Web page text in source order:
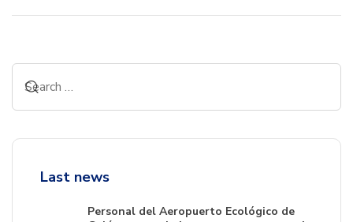
Last news
Personal del Aeropuerto Ecológico de